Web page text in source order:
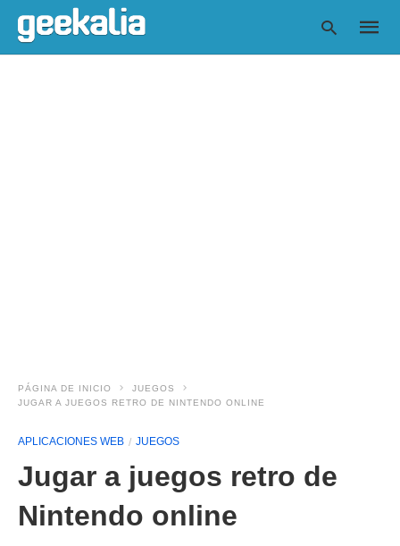
PÁGINA DE INICIO
JUEGOS
JUGAR A JUEGOS RETRO DE NINTENDO ONLINE
APLICACIONES WEB JUEGOS
Jugar a juegos retro de
Nintendo online